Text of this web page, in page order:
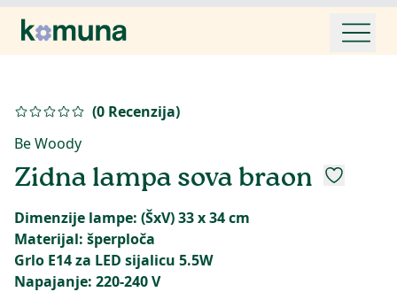
(0 Recenzija)
Be Woody
Zidna lampa sova braon
Dimenzije lampe: (ŠxV) 33 x 34 cm
Materijal: šperploča
Grlo E14 za LED sijalicu 5.5W
Napajanje: 220-240 V